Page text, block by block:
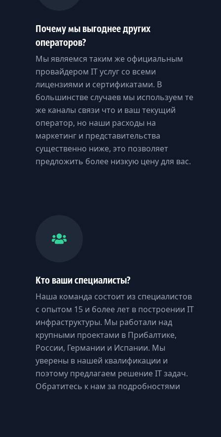
Почему мы выгоднее других
операторов?
Мы являемся таким же официальным
провайдером IT услуг со всеми
лицензиями и сертификатами. В
большинстве случаев мы используем те
же каналы связи что и ваш текущий
оператор, но наши расходы на
маркетинг и представительства
существенно ниже, это позволяет
предложить более низкую цену для вас.
Кто ваши специалисты?
Наша команда состоит из специалистов
с опытом 15 и более лет в построении IT
инфраструктуры. Мы работали над
крупными проектами в Прибалтике,
России, Германии и Испании. Мы
уверены в нашей квалификации и
поэтому предлагаем решение IT задач.
Обратитесь к нам за подробностями